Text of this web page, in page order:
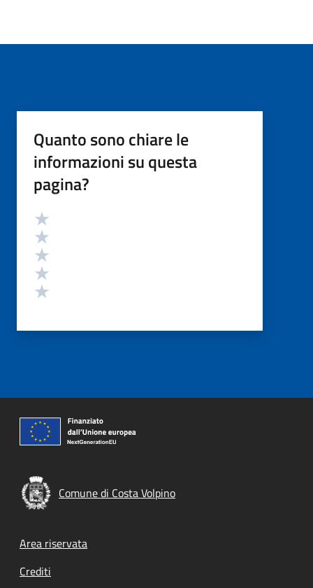
Quanto sono chiare le
informazioni su questa
pagina?
Valutazione
Comune di Costa Volpino
Footer menu
Area riservata
Crediti